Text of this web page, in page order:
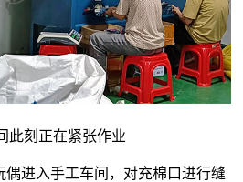
此刻正在紧张作业
偶进入手工车间，对充棉口进行缝